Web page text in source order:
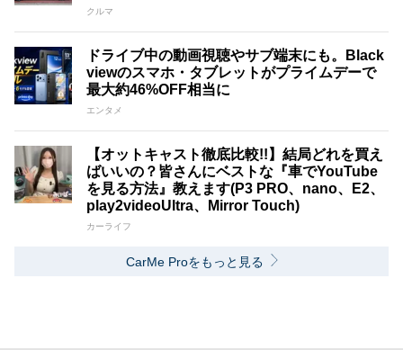
クルマ
ドライブ中の動画視聴やサブ端末にも。Black
viewのスマホ・タブレットがプライムデーで
最大約46%OFF相当に
エンタメ
【オットキャスト徹底比較!!】結局どれを買え
ばいいの？皆さんにベストな『車でYouTube
を見る方法』教えます(P3 PRO、nano、E2、
play2videoUltra、Mirror Touch)
カーライフ
CarMe Proをもっと見る